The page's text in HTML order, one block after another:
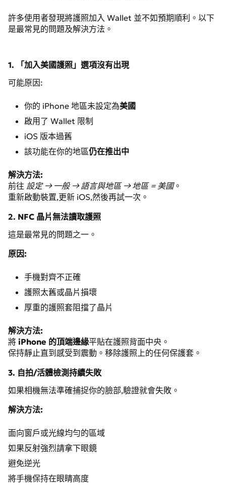
許多使用者發現將護照加入 Wallet 並不如預期順利。以下
是最常見的問題及解決方法。
1. 「加入美國護照」選項沒有出現
可能原因:
你的 iPhone 地區未設定為美國
啟用了 Wallet 限制
iOS 版本過舊
該功能在你的地區仍在推出中
解決方法:
前往 設定 → 一般 → 語言與地區 → 地區 = 美國。
重新啟動裝置,更新 iOS,然後再試一次。
2. NFC 晶片無法讀取護照
這是最常見的問題之一。
原因:
手機對齊不正確
護照太舊或晶片損壞
厚重的護照套阻擋了晶片
解決方法:
將 iPhone 的頂端邊緣平貼在護照背面中央。
保持靜止直到感受到震動。移除護照上的任何保護套。
3. 自拍/活體檢測持續失敗
如果相機無法準確捕捉你的臉部,驗證就會失敗。
解決方法:
面向窗戶或光線均勻的區域
如果反射強烈請拿下眼鏡
避免逆光
將手機保持在眼睛高度